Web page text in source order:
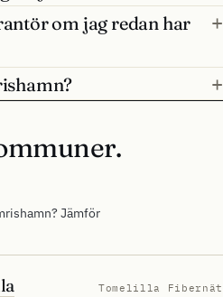
om jag redan har
Jämför
Tomelilla Fibernät